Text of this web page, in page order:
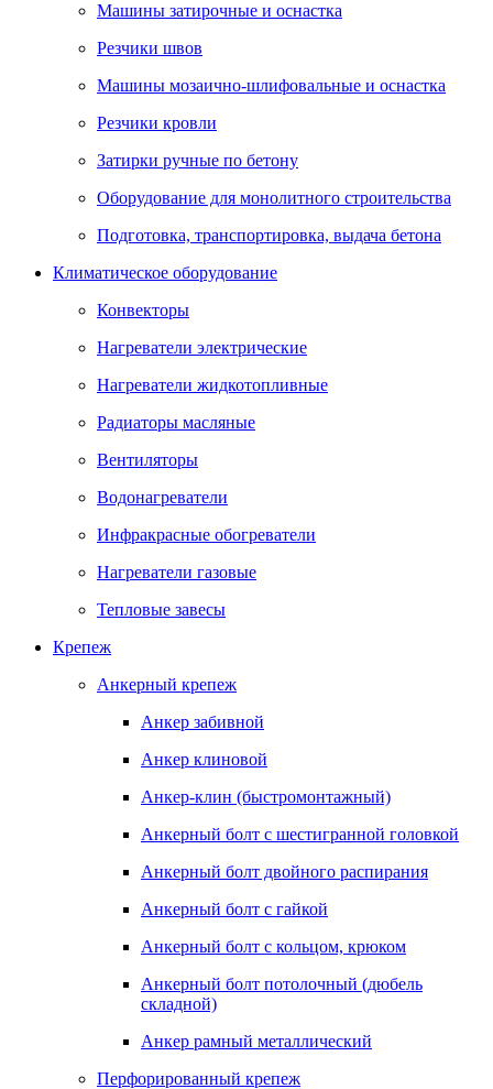
Машины затирочные и оснастка
Резчики швов
Машины мозаично-шлифовальные и оснастка
Резчики кровли
Затирки ручные по бетону
Оборудование для монолитного строительства
Подготовка, транспортировка, выдача бетона
Климатическое оборудование
Конвекторы
Нагреватели электрические
Нагреватели жидкотопливные
Радиаторы масляные
Вентиляторы
Водонагреватели
Инфракрасные обогреватели
Нагреватели газовые
Тепловые завесы
Крепеж
Анкерный крепеж
Анкер забивной
Анкер клиновой
Анкер-клин (быстромонтажный)
Анкерный болт с шестигранной головкой
Анкерный болт двойного распирания
Анкерный болт с гайкой
Анкерный болт с кольцом, крюком
Анкерный болт потолочный (дюбель
складной)
Анкер рамный металлический
Перфорированный крепеж